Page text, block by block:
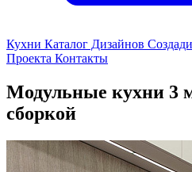
Кухни Каталог Дизайнов
Проекта Контакты
Модульные кухни 3
сборкой